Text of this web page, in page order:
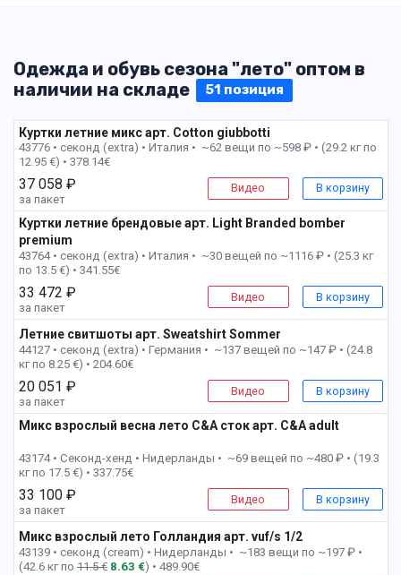
Одежда и обувь сезона "лето" оптом в
наличии на складе
51 позиция
Куртки летние микс арт. Cotton giubbotti
43776 • секонд (extra) • Италия • ~62 вещи по ~598 ₽ • (29.2 кг по
12.95 €) • 378.14€
37 058 ₽
за пакет
Видео В корзину
Куртки летние брендовые арт. Light Branded bomber
premium
43764 • секонд (extra) • Италия • ~30 вещей по ~1116 ₽ • (25.3 кг
по 13.5 €) • 341.55€
33 472 ₽
за пакет
Видео В корзину
Летние свитшоты арт. Sweatshirt Sommer
44127 • секонд (extra) • Германия • ~137 вещей по ~147 ₽ • (24.8
кг по 8.25 €) • 204.60€
20 051 ₽
за пакет
Видео В корзину
Микс взрослый весна лето C&A сток арт. C&A adult
43174 • Секонд-хенд • Нидерланды • ~69 вещей по ~480 ₽ • (19.3
кг по 17.5 €) • 337.75€
33 100 ₽
за пакет
Видео В корзину
Микс взрослый лето Голландия арт. ‏vuf/s 1/2
43139 • секонд (cream) • Нидерланды • ~183 вещи по ~197 ₽ •
(42.6 кг по 11.5 € 8.63 €) • 489.90€